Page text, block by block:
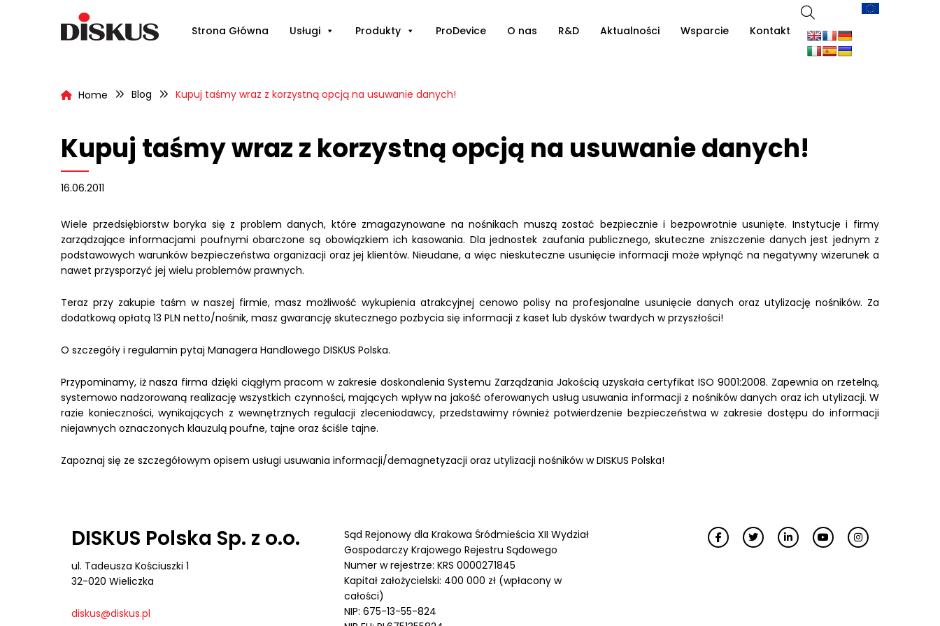
Strona Główna Usługi Produkty ProDevice O nas R&D Aktualności Wsparcie Kontakt
Home Blog Kupuj taśmy wraz z korzystną opcją na usuwanie danych!
Kupuj taśmy wraz z korzystną opcją na usuwanie danych!
16.06.2011
Wiele przedsiębiorstw boryka się z problem danych, które zmagazynowane na nośnikach muszą zostać bezpiecznie i bezpowrotnie usunięte. Instytucje i firmy
zarządzające informacjami poufnymi obarczone są obowiązkiem ich kasowania. Dla jednostek zaufania publicznego, skuteczne zniszczenie danych jest jednym z
podstawowych warunków bezpieczeństwa organizacji oraz jej klientów. Nieudane, a więc nieskuteczne usunięcie informacji może wpłynąć na negatywny wizerunek a
nawet przysporzyć jej wielu problemów prawnych.
Teraz przy zakupie taśm w naszej firmie, masz możliwość wykupienia atrakcyjnej cenowo polisy na profesjonalne usunięcie danych oraz utylizację nośników. Za
dodatkową opłatą 13 PLN netto/nośnik, masz gwarancję skutecznego pozbycia się informacji z kaset lub dysków twardych w przyszłości!
O szczegóły i regulamin pytaj Managera Handlowego DISKUS Polska.
Przypominamy, iż nasza firma dzięki ciągłym pracom w zakresie doskonalenia Systemu Zarządzania Jakością uzyskała certyfikat ISO 9001:2008. Zapewnia on rzetelną,
systemowo nadzorowaną realizację wszystkich czynności, mających wpływ na jakość oferowanych usług usuwania informacji z nośników danych oraz ich utylizacji. W
razie konieczności, wynikających z wewnętrznych regulacji zleceniodawcy, przedstawimy również potwierdzenie bezpieczeństwa w zakresie dostępu do informacji
niejawnych oznaczonych klauzulą poufne, tajne oraz ściśle tajne.
Zapoznaj się ze szczegółowym opisem usługi usuwania informacji/demagnetyzacji oraz utylizacji nośników w DISKUS Polska!
DISKUS Polska Sp. z o.o.
ul. Tadeusza Kościuszki 1
32-020 Wieliczka
diskus@diskus.pl
Sąd Rejonowy dla Krakowa Śródmieścia XII Wydział
Gospodarczy Krajowego Rejestru Sądowego
Numer w rejestrze: KRS 0000271845
Kapitał założycielski: 400 000 zł (wpłacony w
całości)
NIP: 675-13-55-824